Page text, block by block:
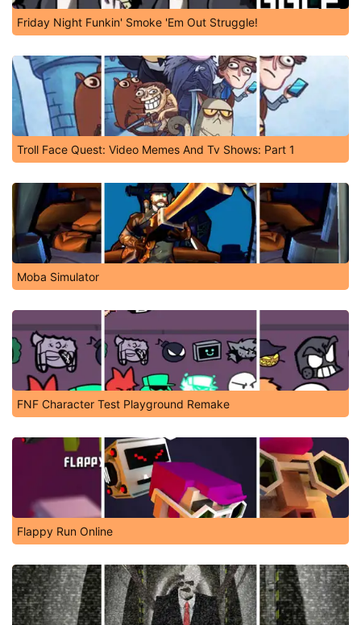
Friday Night Funkin' Smoke 'Em Out Struggle!
Troll Face Quest: Video Memes And Tv Shows: Part 1
Moba Simulator
FNF Character Test Playground Remake
Flappy Run Online